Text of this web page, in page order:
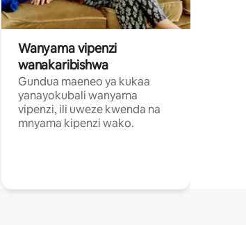
Wanyama vipenzi
wanakaribishwa
Gundua maeneo ya kukaa
yanayokubali wanyama
vipenzi, ili uweze kwenda na
mnyama kipenzi wako.